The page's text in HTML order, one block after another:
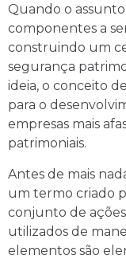
Quando o
componentes a
construindo um
segurança
ideia, o conceito
para o
empresas mais
patrimoniais.
Antes de mais
um termo criado
conjunto de
utilizados de
elementos são